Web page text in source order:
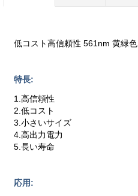
低コスト高信頼性 561nm 黄緑
特長:
1.高信頼性
2.低コスト
3.小さいサイズ
4.高出力電力
5.長い寿命
応用: